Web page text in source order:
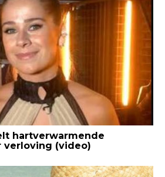
hartverwarmende
verloving (video)